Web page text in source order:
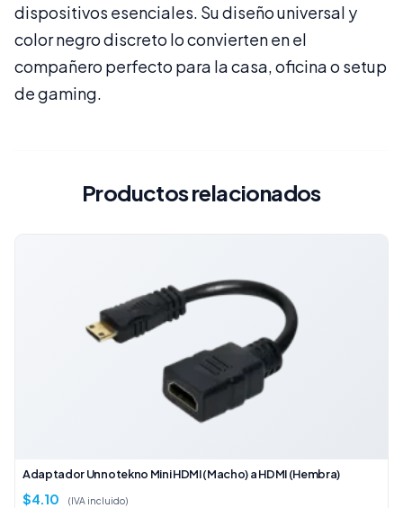
dispositivos esenciales. Su diseño universal y
color negro discreto lo convierten en el
compañero perfecto para la casa, oficina o setup
de gaming.
Productos relacionados
Adaptador Unnotekno Mini HDMI (Macho) a HDMI (Hembra)
$4.10 (IVA incluido)